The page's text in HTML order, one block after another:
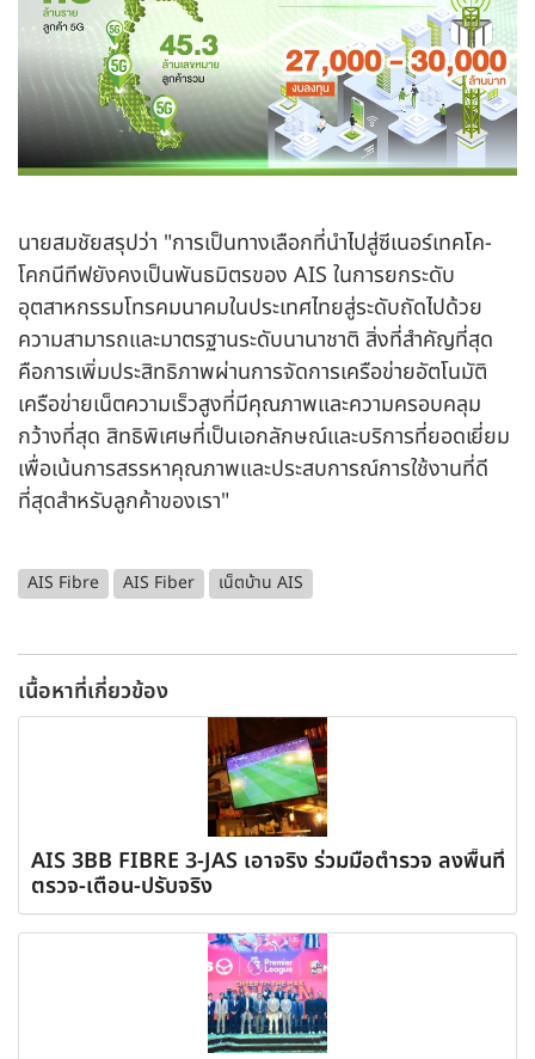
นายสมชัยสรุปว่า "การเป็นทางเลือกที่นำไปสู่ซีเนอร์เทคโค-
โคกนีทีฟยังคงเป็นพันธมิตรของ AIS ในการยกระดับ
อุตสาหกรรมโทรคมนาคมในประเทศไทยสู่ระดับถัดไปด้วย
ความสามารถและมาตรฐานระดับนานาชาติ สิ่งที่สำคัญที่สุด
คือการเพิ่มประสิทธิภาพผ่านการจัดการเครือข่ายอัตโนมัติ
เครือข่ายเน็ตความเร็วสูงที่มีคุณภาพและความครอบคลุม
กว้างที่สุด สิทธิพิเศษที่เป็นเอกลักษณ์และบริการที่ยอดเยี่ยม
เพื่อเน้นการสรรหาคุณภาพและประสบการณ์การใช้งานที่ดี
ที่สุดสำหรับลูกค้าของเรา"
AIS Fibre AIS Fiber เน็ตบ้าน AIS
เนื้อหาที่เกี่ยวข้อง
AIS 3BB FIBRE 3-JAS เอาจริง ร่วมมือตำรวจ ลงพื้นที่
ตรวจ-เตือน-ปรับจริง